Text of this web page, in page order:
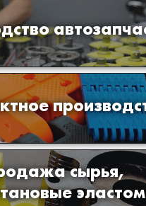
и производство
для
изделий из
по образцам
чертежам
сырья,
сырья для
изделий из